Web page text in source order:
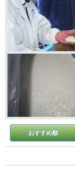
おすすめ順